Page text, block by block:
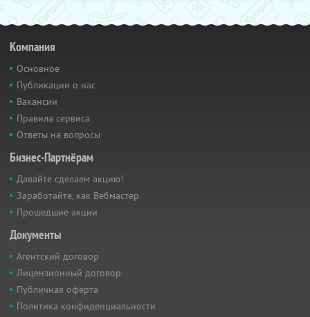
Компания
Основное
Публикации о нас
Вакансии
Правила сервиса
Ответы на вопросы
Бизнес-Партнёрам
Давайте сделаем акцию!
Заработайте, как Вебмастер
Прошедшие акции
Документы
Агентский договор
Лицензионный договор
Публичная оферта
Политика конфиденциальности